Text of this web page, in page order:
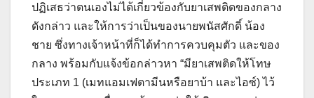
ปฏิเสธว่าตนเองไม่ได้เกี่ยวข้องกับยาเสพติดของกลาง
ดังกล่าว และให้การว่าเป็นของนายพนัสศักดิ์ น้อง
ชาย ซึ่งทางเจ้าหน้าที่ก็ได้ทำการควบคุมตัว และของ
กลาง พร้อมกับแจ้งข้อกล่าวหา “มียาเสพติดให้โทษ
ประเภท 1 (เมทแอมเฟตามีนหรือยาบ้า และไอซ์) ไว้